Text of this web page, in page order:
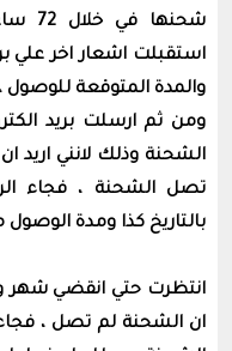
استقبلت اشعار اخر علي
والمدة المتوقعة للوصول
ومن ثم ارسلت بريد
الشحنة وذلك لانني
تصل الشحنة ، فجاء
بالتاريخ كذا ومدة الوصول من 10 الي
انتظرت حتي انقضي
ان الشحنة لم تصل ، فجاء